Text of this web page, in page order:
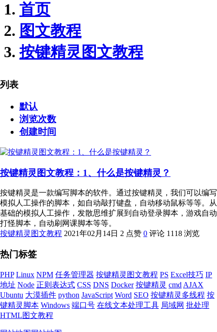
首页
图文教程
按键精灵图文教程
列表
默认
浏览次数
创建时间
按键精灵图文教程：1、什么是按键精灵？
按键精灵是一款编写脚本的软件。通过按键精灵，我们可以编写
模拟人工操作的脚本，如自动敲打键盘，自动移动鼠标等等。从
基础的模拟人工操作，发散思维扩展到自动登录脚本，游戏自动
打怪脚本，自动刷网课脚本等等。
按键精灵图文教程 2021年02月14日 2 点赞 0 评论 1118 浏览
热门标签
PHP Linux NPM 任务管理器 按键精灵图文教程 PS Excel技巧 IP
地址 Node 正则表达式 CSS DNS Docker 按键精灵 cmd AJAX
Ubuntu 大漠插件 python JavaScript Word SEO 按键精灵多线程 按
键精灵脚本 Windows 端口号 在线文本处理工具 局域网 批处理
HTML图文教程